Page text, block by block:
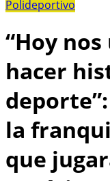
Polideportivo
“Hoy
hacer
la
que